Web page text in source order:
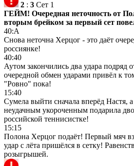
2 : 3 Сет 1
ГЕЙМ! Очередная неточность от
вторым брейком за первый сет
40:А
Снова неточна Херцог - это даёт
россиянке!
40:40
Аутом закончились два удара подряд
очередной обмен ударами привёл к
"Ровно" пока!
15:40
Сумела выйти сначала вперёд Настя,
неудачным укороченным подарила
российской теннисистке!
15:15
Полона Херцог подаёт! Первый мяч
удар с лёта пришёлся в сетку!
розыгрышей.